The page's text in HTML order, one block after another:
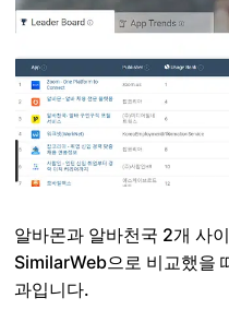
알바몬과 알바천국 2개 사
SimilarWeb으로 비교했을
과입니다.